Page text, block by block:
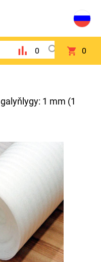
0 0
1 mm (1